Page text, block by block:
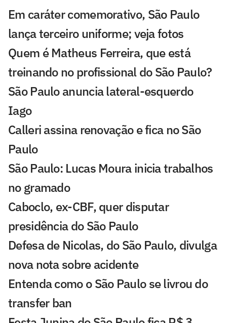
Em caráter comemorativo, São Paulo
lança terceiro uniforme; veja fotos
Quem é Matheus Ferreira, que está
treinando no profissional do São Paulo?
São Paulo anuncia lateral-esquerdo
Iago
Calleri assina renovação e fica no São
Paulo
São Paulo: Lucas Moura inicia trabalhos
no gramado
Caboclo, ex-CBF, quer disputar
presidência do São Paulo
Defesa de Nicolas, do São Paulo, divulga
nova nota sobre acidente
Entenda como o São Paulo se livrou do
transfer ban